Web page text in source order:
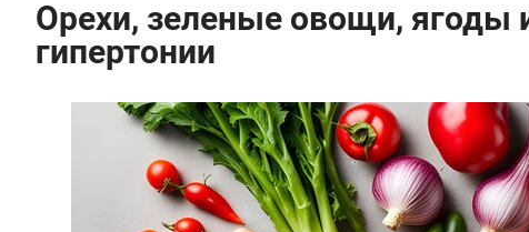
Орехи, зеленые овощи, ягоды
гипертонии